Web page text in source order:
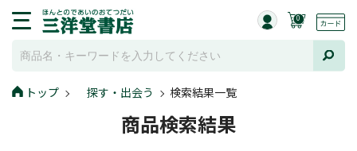
0
トップ 探す・出会う 検索結果一覧
商品検索結果
並び替え